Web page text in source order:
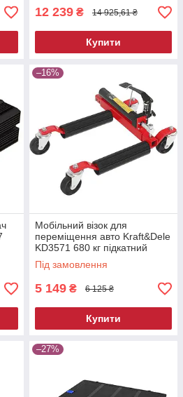
12 239 ₴ 14 925,61 ₴
Купити
–16%
Мобільний візок для
переміщення авто Kraft&Dele
KD3571 680 кг підкатний
ролик для автосервісу
Під замовлення
5 149 ₴ 6 125 ₴
Купити
–27%